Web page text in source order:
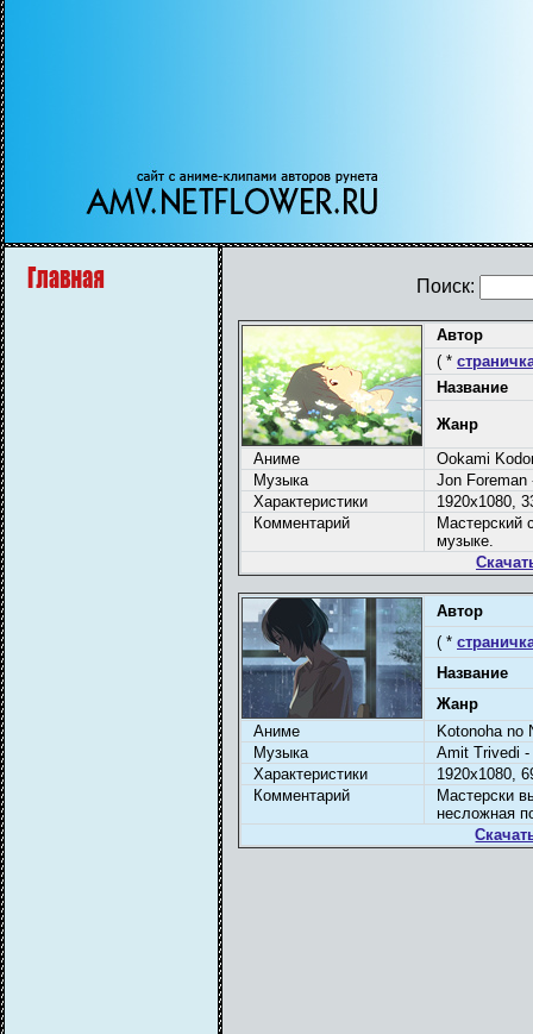
Поиск:
Автор
( *
Название
Жанр
Аниме
Ookami
Музыка
Jon
Характеристики
1920x1080,
Комментарий
Мастерский
музыке.
Автор
( *
Название
Жанр
Аниме
Kotonoha no
Музыка
Amit Trivedi
Характеристики
1920x1080,
Комментарий
Мастерски
несложная